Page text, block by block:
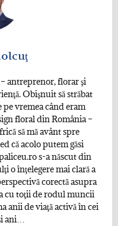
antreprenor, florar şi
Obişnuit să străbat
vremea când eram
floral din România –
să mă avânt spre
că acolo putem găsi
s-a născut din
o înţelegere mai clară a
corectă asupra
cu toţii de rodul muncii
anii de viaţă activă în cei
ani…